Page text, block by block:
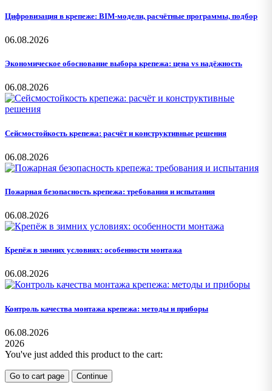
Цифровизация в крепеже: BIM-модели, расчётные программы, подбор
06.08.2026
Экономическое обоснование выбора крепежа: цена vs надёжность
06.08.2026
Сейсмостойкость крепежа: расчёт и конструктивные решения
06.08.2026
Пожарная безопасность крепежа: требования и испытания
06.08.2026
Крепёж в зимних условиях: особенности монтажа
06.08.2026
Контроль качества монтажа крепежа: методы и приборы
06.08.2026
2026
You've just added this product to the cart:
Go to cart page Continue